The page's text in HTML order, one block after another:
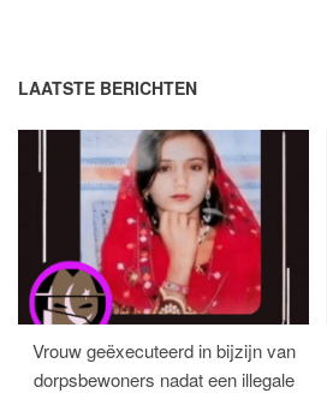
LAATSTE BERICHTEN
Vrouw geëxecuteerd in bijzijn van
dorpsbewoners nadat een illegale